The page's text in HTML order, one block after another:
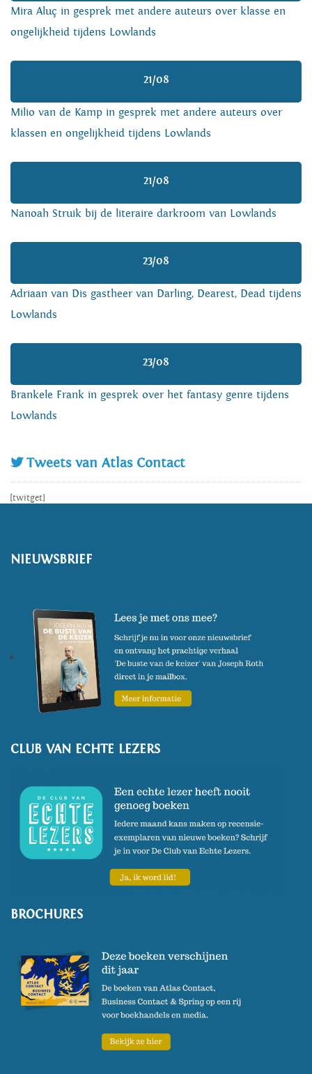
Mira Aluç in gesprek met andere auteurs over klasse en
ongelijkheid tijdens Lowlands
21/08
Milio van de Kamp in gesprek met andere auteurs over
klassen en ongelijkheid tijdens Lowlands
21/08
Nanoah Struik bij de literaire darkroom van Lowlands
23/08
Adriaan van Dis gastheer van Darling, Dearest, Dead tijdens
Lowlands
23/08
Brankele Frank in gesprek over het fantasy genre tijdens
Lowlands
Tweets van Atlas Contact
[twitget]
NIEUWSBRIEF
CLUB VAN ECHTE LEZERS
BROCHURES